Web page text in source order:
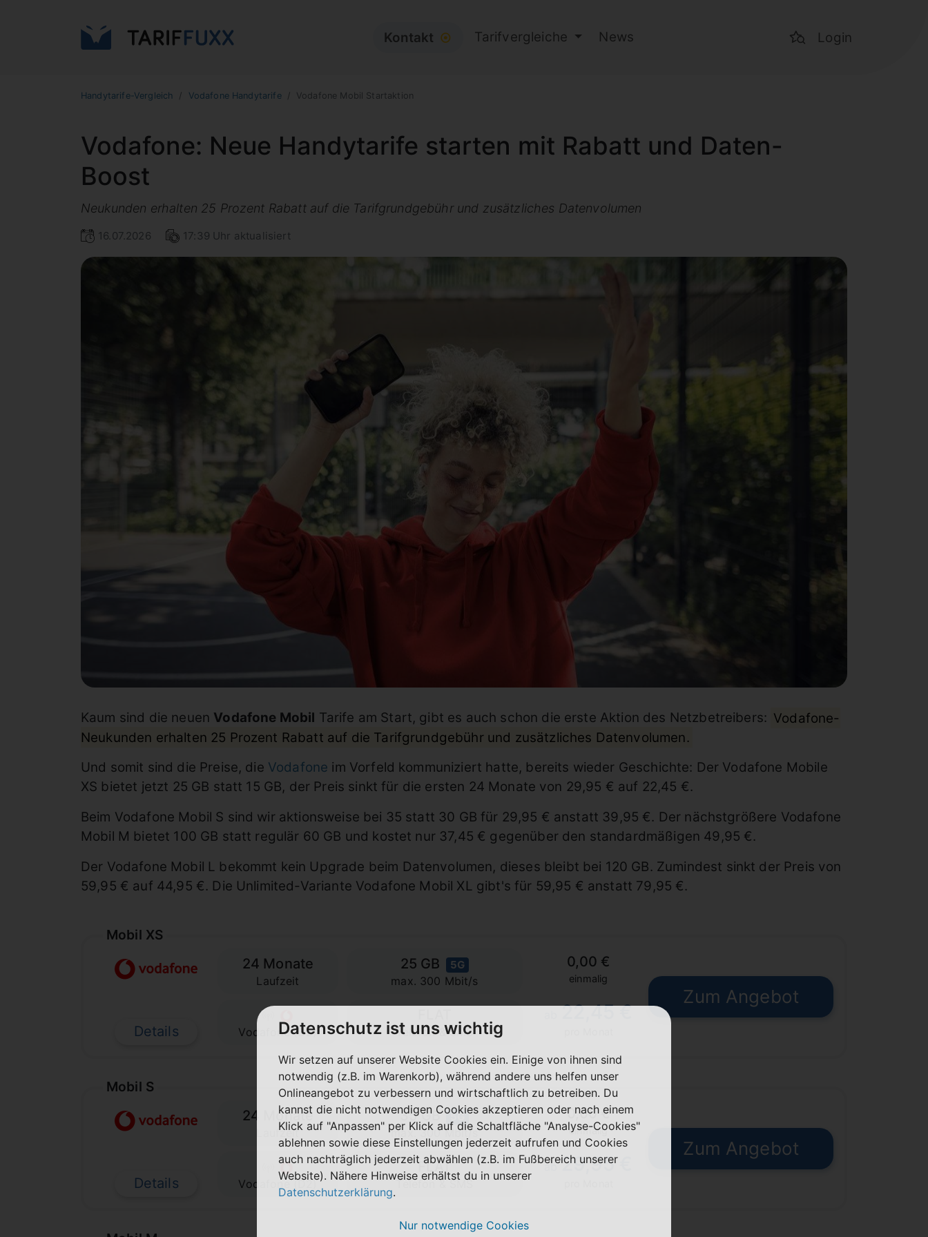
Kontakt ⦿ Tarifvergleiche News Login
Handytarife-Vergleich Vodafone Handytarife Vodafone Mobil Startaktion
Vodafone: Neue Handytarife starten mit Rabatt und Daten-
Boost
Neukunden erhalten 25 Prozent Rabatt auf die Tarifgrundgebühr und zusätzliches Datenvolumen
16.07.2026 17:39 Uhr aktualisiert
Kaum sind die neuen Vodafone Mobil Tarife am Start, gibt es auch schon die erste Aktion des Netzbetreibers: Vodafone-
Neukunden erhalten 25 Prozent Rabatt auf die Tarifgrundgebühr und zusätzliches Datenvolumen.
Und somit sind die Preise, die Vodafone im Vorfeld kommuniziert hatte, bereits wieder Geschichte: Der Vodafone Mobile
XS bietet jetzt 25 GB statt 15 GB, der Preis sinkt für die ersten 24 Monate von 29,95 € auf 22,45 €.
Beim Vodafone Mobil S sind wir aktionsweise bei 35 statt 30 GB für 29,95 € anstatt 39,95 €. Der nächstgrößere Vodafone
Mobil M bietet 100 GB statt regulär 60 GB und kostet nur 37,45 € gegenüber den standardmäßigen 49,95 €.
Der Vodafone Mobil L bekommt kein Upgrade beim Datenvolumen, dieses bleibt bei 120 GB. Zumindest sinkt der Preis von
59,95 € auf 44,95 €. Die Unlimited-Variante Vodafone Mobil XL gibt's für 59,95 € anstatt 79,95 €.
Mobil XS
Details
24 Monate
Laufzeit
Vodafone (D2)
25 GB 5G
max. 300 Mbit/s
Telefon & SMS
0,00 €
einmalig
22,45 €
Zum Angebot
Mobil S
Details
24 Monate
Laufzeit
Vodafone (D2)
35 GB 5G
max. 300 Mbit/s
FLAT
Telefon & SMS
0,00 €
einmalig
ab29,95 €
Zum Angebot
Datenschutz ist uns wichtig
Wir setzen auf unserer Website Cookies ein. Einige von ihnen sind
notwendig (z.B. im Warenkorb), während andere uns helfen unser
Onlineangebot zu verbessern und wirtschaftlich zu betreiben. Du
kannst die nicht notwendigen Cookies akzeptieren oder nach einem
Klick auf "Anpassen" per Klick auf die Schaltfläche "Analyse-Cookies"
ablehnen sowie diese Einstellungen jederzeit aufrufen und Cookies
auch nachträglich jederzeit abwählen (z.B. im Fußbereich unserer
Website). Nähere Hinweise erhältst du in unserer
Datenschutzerklärung.
Nur notwendige Cookies